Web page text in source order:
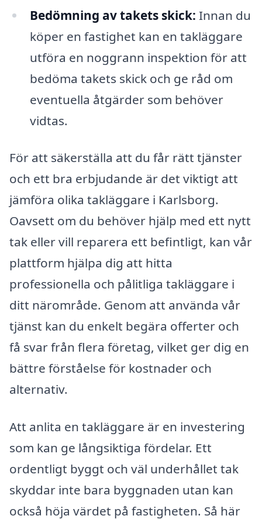
Bedömning av takets skick: Innan du
köper en fastighet kan en takläggare
utföra en noggrann inspektion för att
bedöma takets skick och ge råd om
eventuella åtgärder som behöver
vidtas.
För att säkerställa att du får rätt tjänster
och ett bra erbjudande är det viktigt att
jämföra olika takläggare i Karlsborg.
Oavsett om du behöver hjälp med ett nytt
tak eller vill reparera ett befintligt, kan vår
plattform hjälpa dig att hitta
professionella och pålitliga takläggare i
ditt närområde. Genom att använda vår
tjänst kan du enkelt begära offerter och
få svar från flera företag, vilket ger dig en
bättre förståelse för kostnader och
alternativ.
Att anlita en takläggare är en investering
som kan ge långsiktiga fördelar. Ett
ordentligt byggt och väl underhållet tak
skyddar inte bara byggnaden utan kan
också höja värdet på fastigheten. Så här